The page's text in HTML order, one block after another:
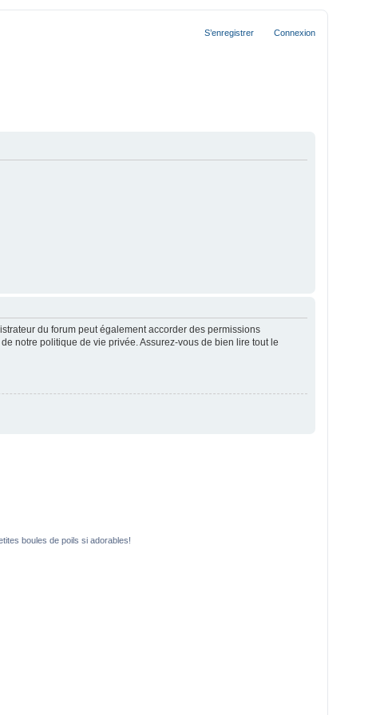
Connexion
S’enregistrer
du forum peut également accorder des permissions
notre politique de vie privée. Assurez-vous de bien lire tout le
boules de poils si adorables!